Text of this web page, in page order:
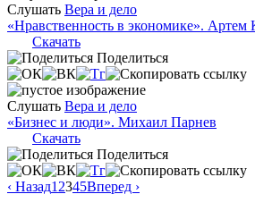
Слушать Вера и дело
«Нравственность в экономике». Артем
Скачать
Поделиться
Слушать Вера и дело
«Бизнес и люди». Михаил Парнев
Скачать
Поделиться
‹ Назад1 2345Вперед ›